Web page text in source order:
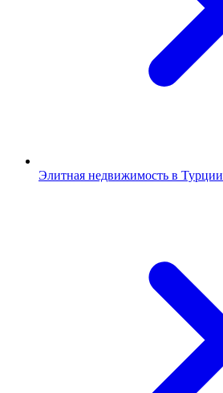
Элитная недвижимость в Турции